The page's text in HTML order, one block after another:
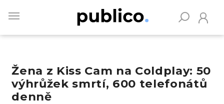
main
Žena z Kiss Cam na Coldplay: 50
výhrůžek smrtí, 600 telefonátů
denně
Vyhledávejte na Publiku